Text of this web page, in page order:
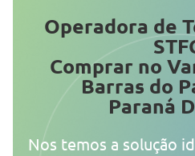
Operadora de
Comprar no
Barras do
Paraná
Nos temos a solução